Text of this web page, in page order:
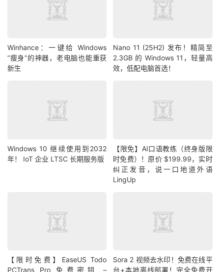
Winhance：一键给 Windows
“瘦身”的神器，老电脑也能重获
新生
Nano 11 (25H2) 发布！精简至
2.3GB 的 Windows 11，轻量高
效，低配电脑首选！
Windows 10 继续使用到2032
年！ IoT 企业 LTSC 长期服务版
【限免】AI口语教练（终身版限
时免费）！原价 $199.99，实时
纠正发音，说一口地道外语
LingUp
【限时免费】EaseUS Todo
PCTrans Pro 免费密钥 –
Sora 2 视频去水印！免费在线平
台+本地离线部署！完全免费开